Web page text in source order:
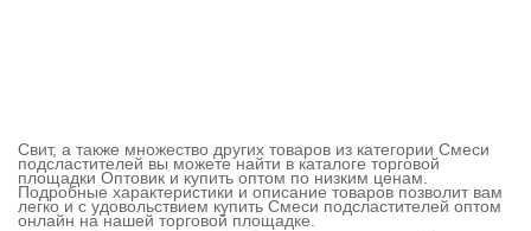
Свит, а также множество других товаров из категории Смеси
подсластителей вы можете найти в каталоге торговой
площадки Оптовик и купить оптом по низким ценам.
Подробные характеристики и описание товаров позволит вам
легко и с удовольствием купить Смеси подсластителей оптом
онлайн на нашей торговой площадке.